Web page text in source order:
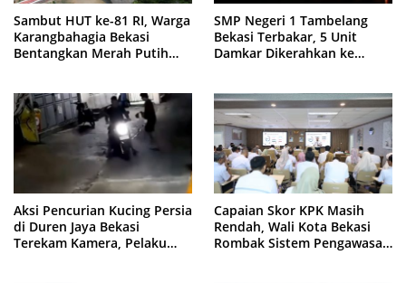
Sambut HUT ke-81 RI, Warga
Karangbahagia Bekasi
Bentangkan Merah Putih
SMP Negeri 1 Tambelang
Bekasi Terbakar, 5 Unit
Damkar Dikerahkan ke
Aksi Pencurian Kucing Persia
di Duren Jaya Bekasi
Terekam Kamera, Pelaku
Capaian Skor KPK Masih
Rendah, Wali Kota Bekasi
Rombak Sistem Pengawasan